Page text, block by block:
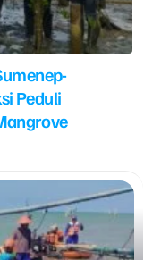
Peduli